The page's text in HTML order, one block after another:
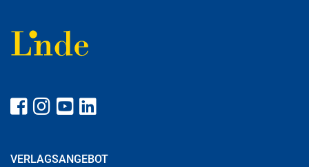
VERLAGSANGEBOT